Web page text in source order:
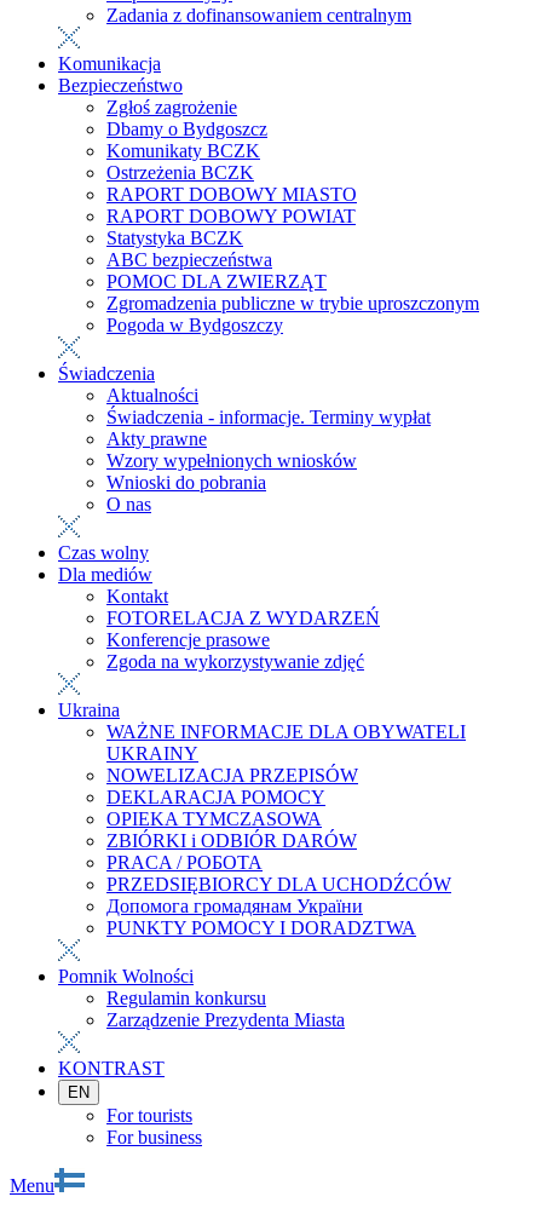
Zadania z dofinansowaniem centralnym
Komunikacja
Bezpieczeństwo
Zgłoś zagrożenie
Dbamy o Bydgoszcz
Komunikaty BCZK
Ostrzeżenia BCZK
RAPORT DOBOWY MIASTO
RAPORT DOBOWY POWIAT
Statystyka BCZK
ABC bezpieczeństwa
POMOC DLA ZWIERZĄT
Zgromadzenia publiczne w trybie uproszczonym
Pogoda w Bydgoszczy
Świadczenia
Aktualności
Świadczenia - informacje. Terminy wypłat
Akty prawne
Wzory wypełnionych wniosków
Wnioski do pobrania
O nas
Czas wolny
Dla mediów
Kontakt
FOTORELACJA Z WYDARZEŃ
Konferencje prasowe
Zgoda na wykorzystywanie zdjęć
Ukraina
WAŻNE INFORMACJE DLA OBYWATELI
UKRAINY
NOWELIZACJA PRZEPISÓW
DEKLARACJA POMOCY
OPIEKA TYMCZASOWA
ZBIÓRKI i ODBIÓR DARÓW
PRACA / РОБОТА
PRZEDSIĘBIORCY DLA UCHODŹCÓW
Допомога громадянам України
PUNKTY POMOCY I DORADZTWA
Pomnik Wolności
Regulamin konkursu
Zarządzenie Prezydenta Miasta
KONTRAST
EN
For tourists
For business
Menu